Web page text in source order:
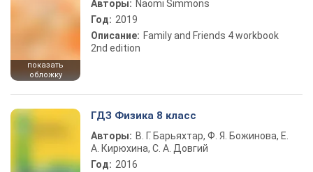
показать
обложку
Авторы: Naomi Simmons
Год: 2019
Описание: Family and Friends 4 workbook
2nd edition
ГДЗ Физика 8 класс
Авторы: В. Г. Барьяхтар, Ф. Я. Божинова, Е.
А. Кирюхина, С. А. Довгий
Год: 2016